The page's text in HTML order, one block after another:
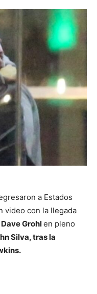
a Estados
video con la llegada
Dave Grohlen pleno
Silva, tras la